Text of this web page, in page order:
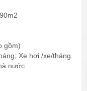
Xe hơi /xe/tháng.
nước